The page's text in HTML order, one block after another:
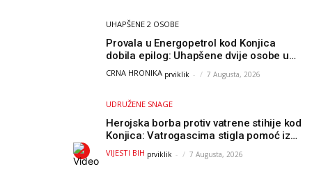
UHAPŠENE 2 OSOBE
Provala u Energopetrol kod Konjica
dobila epilog: Uhapšene dvije osobe u
Čapljini i Jablanici
CRNA HRONIKA prviklik - 7 Augusta, 2026
UDRUŽENE SNAGE
Herojska borba protiv vatrene stihije kod
Konjica: Vatrogascima stigla pomoć iz
Sarajeva, helikopteri i Air Tractori
udružili snage
VIJESTI BIH prviklik - 7 Augusta, 2026